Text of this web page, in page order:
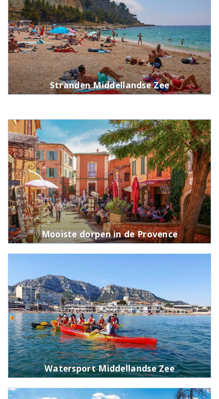
Stranden Middellandse Zee
Mooiste dorpen in de Provence
Watersport Middellandse Zee